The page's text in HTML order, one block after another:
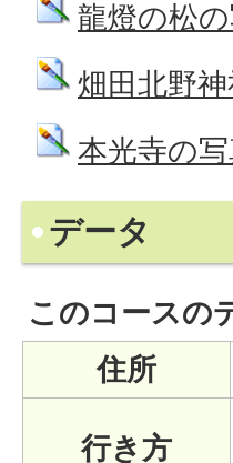
龍燈の松
畑田北野
本光寺の
データ
このコースの
住所
行き方